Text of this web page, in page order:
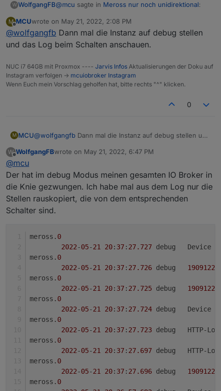
W WolfgangFB@mcu sagte in Meross nur noch unidirektional:
@wolfgangfbPasswort auch schon mal neu
eingegeben?
Ja, bei falschem Passwort verbindet der Adapter
Zeig mal das Objekt, welches du in ioBroker
schaltest.
Der Subwoofer bleibt aus und richtigerweise wird
auch als Leistung 0W angezeigt.
M
Offline
MCUwrote on May 21, 2022, 2:08 PM
last edited by
@wolfgangfb Dann mal die Instanz auf debug stellen
und das Log beim Schalten anschauen.
NUC i7 64GB mit Proxmox ---- Jarvis Infos Aktualisierungen der Doku auf
Instagram verfolgen -> mcuiobroker Instagram
Wenn Euch mein Vorschlag geholfen hat, bitte rechts "^" klicken.
0
M MCU@wolfgangfb Dann mal die Instanz auf debug stellen und
W WolfgangFBwrote on May 21, 2022, 6:47 PM
last edited by
@mcu
Der hat im debug Modus meinen gesamten IO Broker in
die Knie gezwungen. Ich habe mal aus dem Log nur die
Stellen rauskopiert, die von dem entsprechenden
Schalter sind.
meross. 0
2022-05-21 20: 37: 27.727
debug
meross. 0
2022-05-21 20: 37: 27.726
meross. 0
2022-05-21 20: 37: 27.725
meross. 0
2022-05-21 20: 37: 27.724
debug
meross. 0
2022-05-21 20: 37: 27.723
debug
meross. 0
2022-05-21 20: 37: 27.697
debug
meross. 0
2022-05-21 20: 37: 27.696
meross. 0